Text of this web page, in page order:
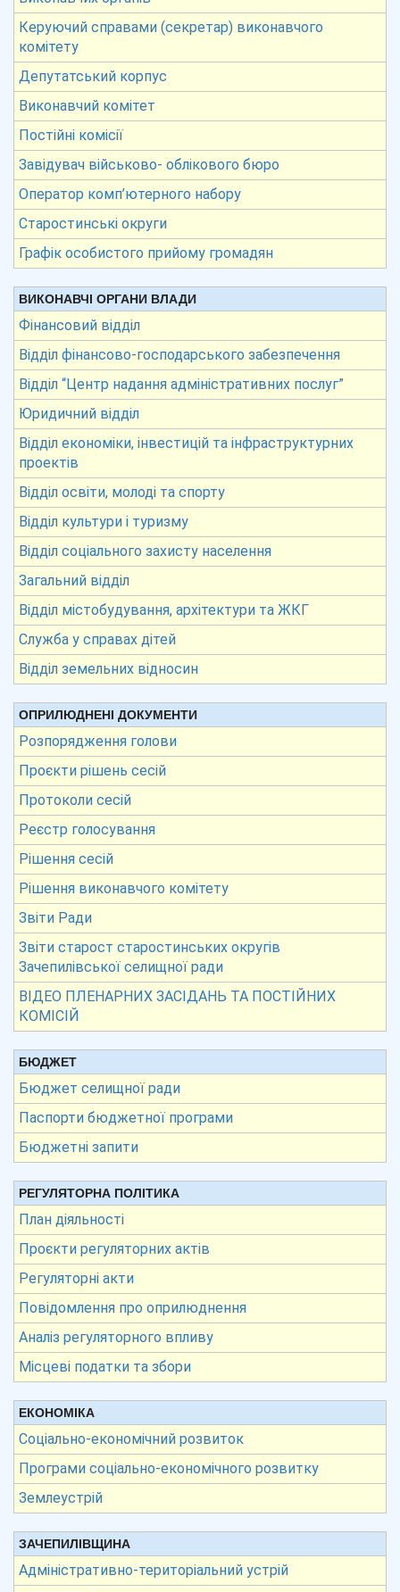
Керуючий справами (секретар) виконавчого
комітету
Депутатський корпус
Виконавчий комітет
Постійні комісії
Завідувач військово- облікового бюро
Оператор комп’ютерного набору
Старостинські округи
Графік особистого прийому громадян
ВИКОНАВЧІ ОРГАНИ ВЛАДИ
Фінансовий відділ
Відділ фінансово-господарського забезпечення
Відділ “Центр надання адміністративних послуг”
Юридичний відділ
Відділ економіки, інвестицій та інфраструктурних
проектів
Відділ освіти, молоді та спорту
Відділ культури і туризму
Відділ соціального захисту населення
Загальний відділ
Відділ містобудування, архітектури та ЖКГ
Служба у справах дітей
Відділ земельних відносин
ОПРИЛЮДНЕНІ ДОКУМЕНТИ
Розпорядження голови
Проєкти рішень сесій
Протоколи сесій
Реєстр голосування
Рішення сесій
Рішення виконавчого комітету
Звіти Ради
Звіти старост старостинських округів
Зачепилівської селищної ради
ВІДЕО ПЛЕНАРНИХ ЗАСІДАНЬ ТА ПОСТІЙНИХ
КОМІСІЙ
БЮДЖЕТ
Бюджет селищної ради
Паспорти бюджетної програми
Бюджетні запити
РЕГУЛЯТОРНА ПОЛІТИКА
План діяльності
Проєкти регуляторних актів
Регуляторні акти
Повідомлення про оприлюднення
Аналіз регуляторного впливу
Місцеві податки та збори
ЕКОНОМІКА
Соціально-економічний розвиток
Програми соціально-економічного розвитку
Землеустрій
ЗАЧЕПИЛІВЩИНА
Адміністративно-територіальний устрій